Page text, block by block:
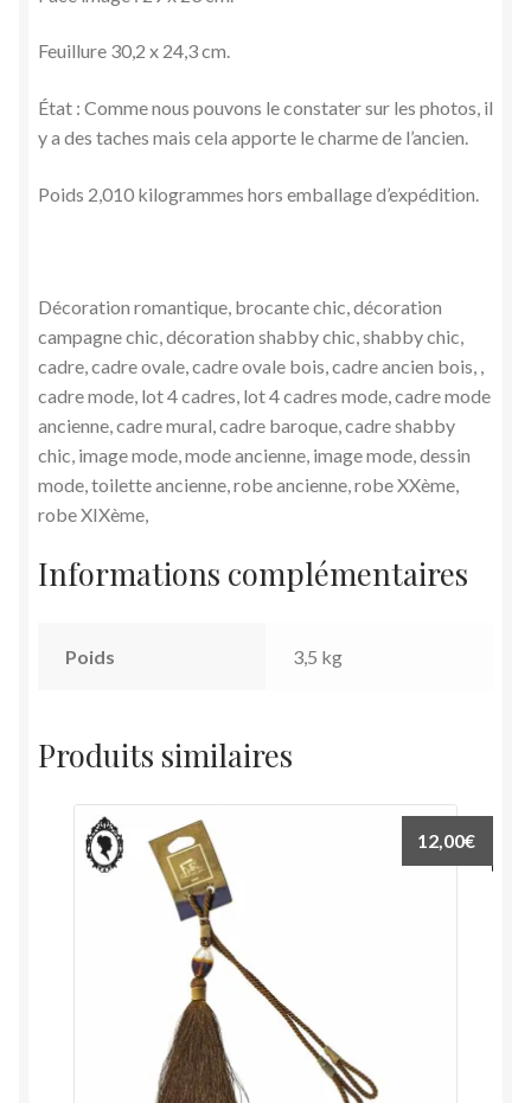
Feuillure 30,2 x 24,3 cm.
État : Comme nous pouvons le constater sur les photos, il
y a des taches mais cela apporte le charme de l’ancien.
Poids 2,010 kilogrammes hors emballage d’expédition.
Décoration romantique, brocante chic, décoration
campagne chic, décoration shabby chic, shabby chic,
cadre, cadre ovale, cadre ovale bois, cadre ancien bois, ,
cadre mode, lot 4 cadres, lot 4 cadres mode, cadre mode
ancienne, cadre mural, cadre baroque, cadre shabby
chic, image mode, mode ancienne, image mode, dessin
mode, toilette ancienne, robe ancienne, robe XXème,
robe XIXème,
Informations complémentaires
Poids 3,5 kg
Produits similaires
12,00€